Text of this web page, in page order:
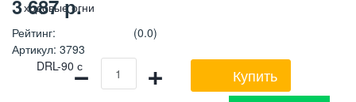
3 687 р.
Рейтинг:
(0.0)
Артикул: 3793
− + Купить